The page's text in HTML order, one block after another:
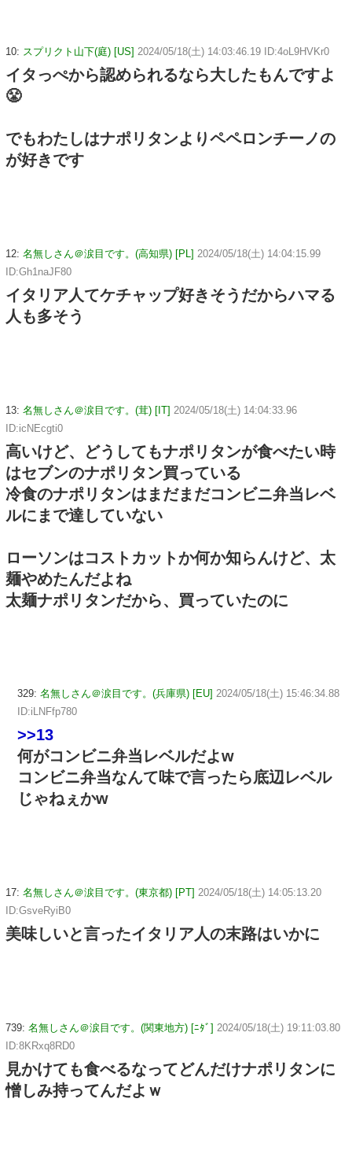
10: スプリクト山下(庭) [US] 2024/05/18(土) 14:03:46.19 ID:4oL9HVKr0
イタっぺから認められるなら大したもんですよ
😤
でもわたしはナポリタンよりペペロンチーノの
が好きです
12: 名無しさん＠涙目です。(高知県) [PL] 2024/05/18(土) 14:04:15.99
ID:Gh1naJF80
イタリア人てケチャップ好きそうだからハマる
人も多そう
13: 名無しさん＠涙目です。(茸) [IT] 2024/05/18(土) 14:04:33.96
ID:icNEcgti0
高いけど、どうしてもナポリタンが食べたい時
はセブンのナポリタン買っている
冷食のナポリタンはまだまだコンビニ弁当レベ
ルにまで達していない
ローソンはコストカットか何か知らんけど、太
麺やめたんだよね
太麺ナポリタンだから、買っていたのに
329: 名無しさん＠涙目です。(兵庫県) [EU] 2024/05/18(土) 15:46:34.88
ID:iLNFfp780
>>13
何がコンビニ弁当レベルだよw
コンビニ弁当なんて味で言ったら底辺レベル
じゃねぇかw
17: 名無しさん＠涙目です。(東京都) [PT] 2024/05/18(土) 14:05:13.20
ID:GsveRyiB0
美味しいと言ったイタリア人の末路はいかに
739: 名無しさん＠涙目です。(関東地方) [ﾆﾀﾞ] 2024/05/18(土) 19:11:03.80
ID:8KRxq8RD0
見かけても食べるなってどんだけナポリタンに
憎しみ持ってんだよｗ